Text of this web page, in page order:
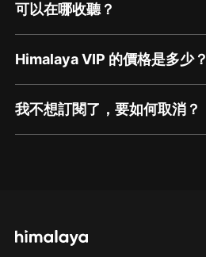
可以在哪收聽？
Himalaya VIP 的價格是多少？
我不想訂閱了，要如何取消？